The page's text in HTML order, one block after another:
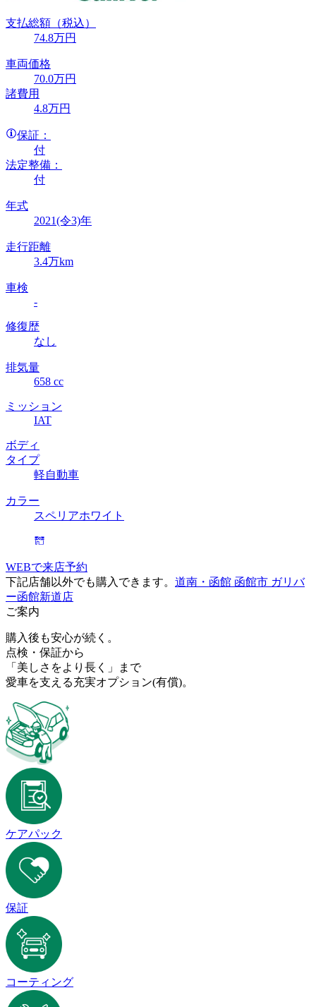
支払総額 （税込）
74.8万円
車両価格
70.0万円
諸費用
4.8万円
保証：
付
法定整備：
付
年式
2021(令3)年
走行距離
3.4万km
車検
-
修復歴
なし
排気量
658 cc
ミッション
IAT
ボディ
タイプ
軽自動車
カラー
スペリアホワイト
WEBで来店予約
下記店舗以外でも購入できます。 道南・函館 函館市 ガリバ
ー函館新道店
ご案内
購入後も安心が続く。
点検・保証から
「美しさをより長く」まで
愛車を支える充実オプション(有償)。
ケアパック
保証
コーティング